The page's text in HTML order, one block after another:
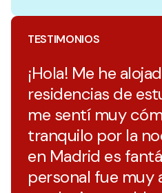
TESTIMONIOS
¡Hola! Me he
residencias de
me sentí muy
tranquilo por la
en Madrid es
personal fue